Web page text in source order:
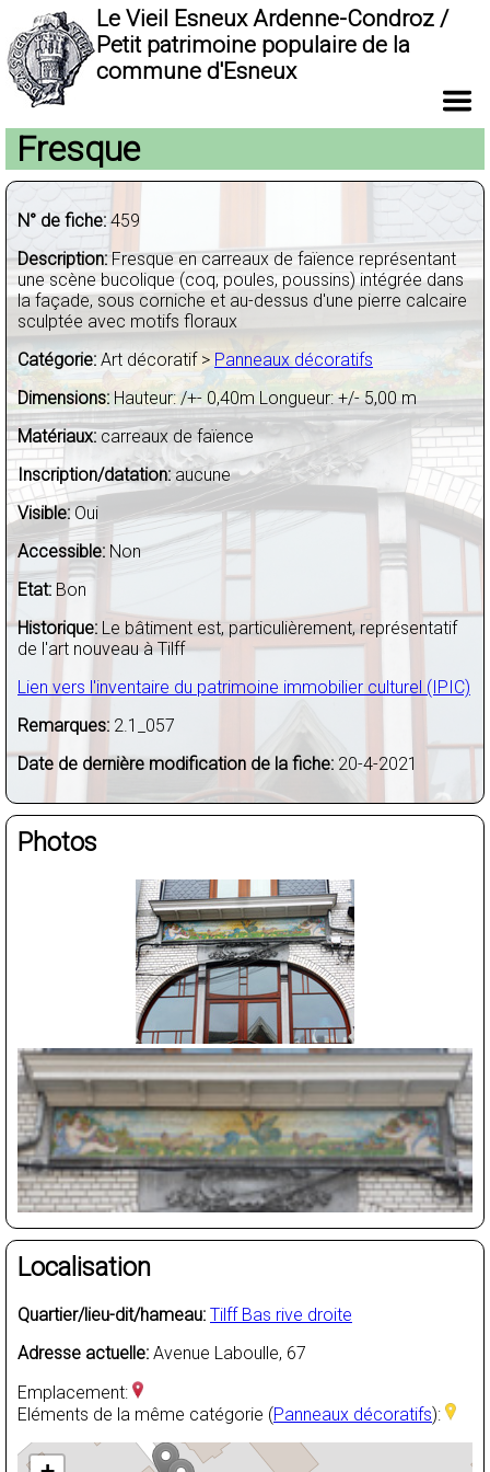
Le Vieil Esneux Ardenne-Condroz /
Petit patrimoine populaire de la
commune d'Esneux
Fresque
N° de fiche: 459
Description:Fresque en carreaux de faïence représentant
une scène bucolique (coq, poules, poussins) intégrée dans
la façade, sous corniche et au-dessus d'une pierre calcaire
sculptée avec motifs floraux
Catégorie: Art décoratif > Panneaux décoratifs
Dimensions: Hauteur: /+- 0,40m Longueur: +/- 5,00 m
Matériaux:carreaux de faïence
Inscription/datation:aucune
Visible:Oui
Accessible: Non
Etat: Bon
Historique: Le bâtiment est, particulièrement, représentatif
de l'art nouveau à Tilff
Lien vers l'inventaire du patrimoine immobilier culturel (IPIC)
Remarques: 2.1_057
Date de dernière modification de la fiche: 20-4-2021
Photos
Localisation
Quartier/lieu-dit/hameau: Tilff Bas rive droite
Adresse actuelle: Avenue Laboulle, 67
Emplacement:
Eléments de la même catégorie (Panneaux décoratifs):